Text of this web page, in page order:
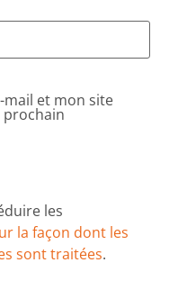
et mon site
les
la façon dont les
sont traitées.